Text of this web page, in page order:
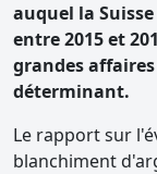
auquel la
entre 2015 et
grandes
déterminant.
Le rapport sur
blanchiment